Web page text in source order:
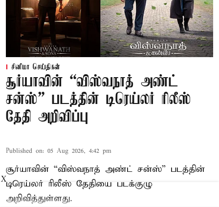
சினிமா செய்திகள்
சூர்யாவின் “விஸ்வநாத் அண்ட்
சன்ஸ்” படத்தின் டிரெய்லர் ரிலீஸ்
தேதி அறிவிப்பு
Published on: 05 Aug 2026, 4:42 pm
சூர்யாவின் “விஸ்வநாத் அண்ட் சன்ஸ்” படத்தின்
டிரெய்லர் ரிலீஸ் தேதியை படக்குழு
அறிவித்துள்ளது.
X